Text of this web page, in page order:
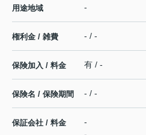
用途地域 -
権利金 / 雑費 - / -
保険加入 / 料金 有 / -
保険名 / 保険期間 - / -
保証会社 / 料金
-